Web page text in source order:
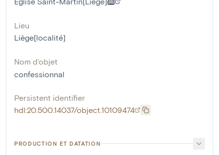
Lieu
Liège[localité]
Nom d'objet
confessionnal
Persistent identifier
hdl:20.500.14037/object.10109474
PRODUCTION ET DATATION